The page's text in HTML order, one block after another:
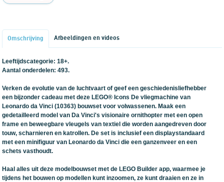
Omschrijving Afbeeldingen en videos
Leeftijdscategorie: 18+.
Aantal onderdelen: 493.
Verken de evolutie van de luchtvaart of geef een geschiedenisliefhebber
een bijzonder cadeau met deze LEGO® Icons De vliegmachine van
Leonardo da Vinci (10363) bouwset voor volwassenen. Maak een
gedetailleerd model van Da Vinci's visionaire ornithopter met een open
frame en beweegbare vleugels van textiel die worden aangedreven door
touw, scharnieren en katrollen. De set is inclusief een displaystandaard
met een minifiguur van Leonardo da Vinci die een ganzenveer en een
schets vasthoudt.
Haal alles uit deze modelbouwset met de LEGO Builder app, waarmee je
tijdens het bouwen op modellen kunt inzoomen, ze kunt draaien en ze in